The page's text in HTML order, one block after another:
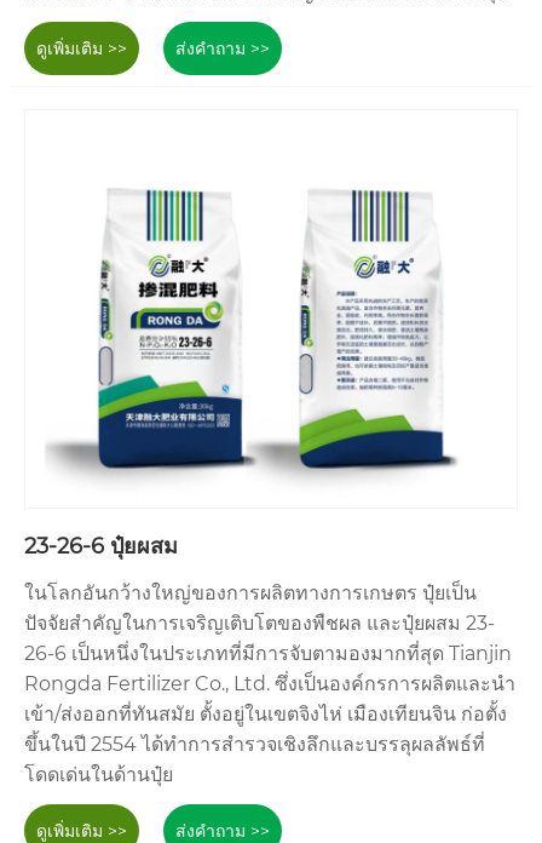
ดูเพิ่มเติม >> ส่งคำถาม >>
23-26-6 ปุ๋ยผสม
ในโลกอันกว้างใหญ่ของการผลิตทางการเกษตร ปุ๋ยเป็น
ปัจจัยสำคัญในการเจริญเติบโตของพืชผล และปุ๋ยผสม 23-
26-6 เป็นหนึ่งในประเภทที่มีการจับตามองมากที่สุด Tianjin
Rongda Fertilizer Co., Ltd. ซึ่งเป็นองค์กรการผลิตและนำ
เข้า/ส่งออกที่ทันสมัย ​​ตั้งอยู่ในเขตจิงไห่ เมืองเทียนจิน ก่อตั้ง
ขึ้นในปี 2554 ได้ทำการสำรวจเชิงลึกและบรรลุผลลัพธ์ที่
โดดเด่นในด้านปุ๋ย
ดูเพิ่มเติม >> ส่งคำถาม >>